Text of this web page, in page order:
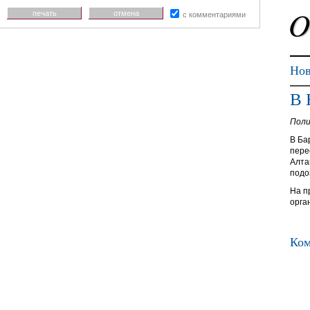
В
В
На
печать отмена с комментариями